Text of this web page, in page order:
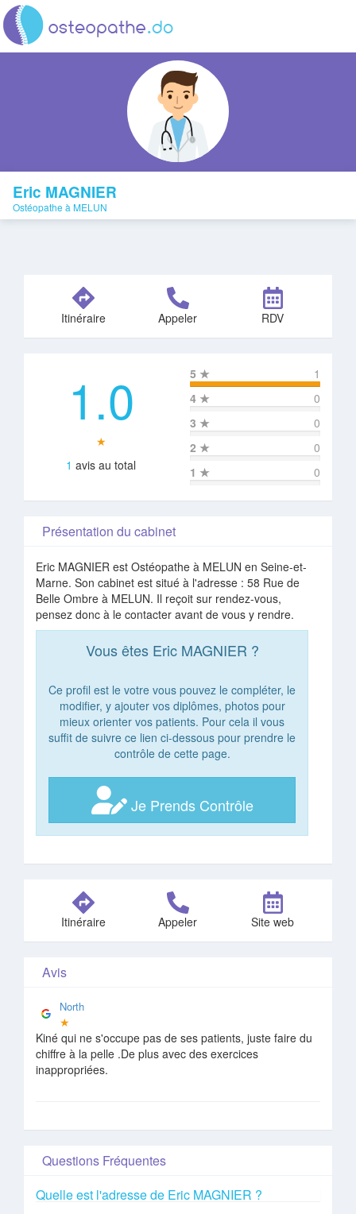
Eric MAGNIER
Ostéopathe à MELUN
Itinéraire Appeler RDV
1.0
★
1 avis au total
5 ★
1
4 ★
0
3 ★
0
2 ★
0
1 ★ 0
Présentation du cabinet
Eric MAGNIER est Ostéopathe à MELUN en Seine-et-
Marne. Son cabinet est situé à l'adresse : 58 Rue de
Belle Ombre à MELUN. Il reçoit sur rendez-vous,
pensez donc à le contacter avant de vous y rendre.
Vous êtes Eric MAGNIER ?
Ce profil est le votre vous pouvez le compléter, le
modifier, y ajouter vos diplômes, photos pour
mieux orienter vos patients. Pour cela il vous
suffit de suivre ce lien ci-dessous pour prendre le
contrôle de cette page.
Je Prends Contrôle
Itinéraire Appeler Site web
Avis
North
★
Kiné qui ne s'occupe pas de ses patients, juste faire du
chiffre à la pelle .De plus avec des exercices
inappropriées.
Questions Fréquentes
Quelle est l'adresse de Eric MAGNIER ?